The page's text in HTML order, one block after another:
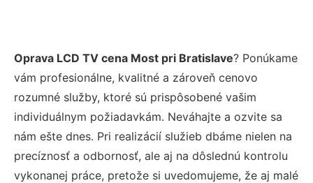
Oprava LCD TV cena Most pri Bratislave? Ponúkame
vám profesionálne, kvalitné a zároveň cenovo
rozumné služby, ktoré sú prispôsobené vašim
individuálnym požiadavkám. Neváhajte a ozvite sa
nám ešte dnes. Pri realizácií služieb dbáme nielen na
precíznosť a odbornosť, ale aj na dôslednú kontrolu
vykonanej práce, pretože si uvedomujeme, že aj malé